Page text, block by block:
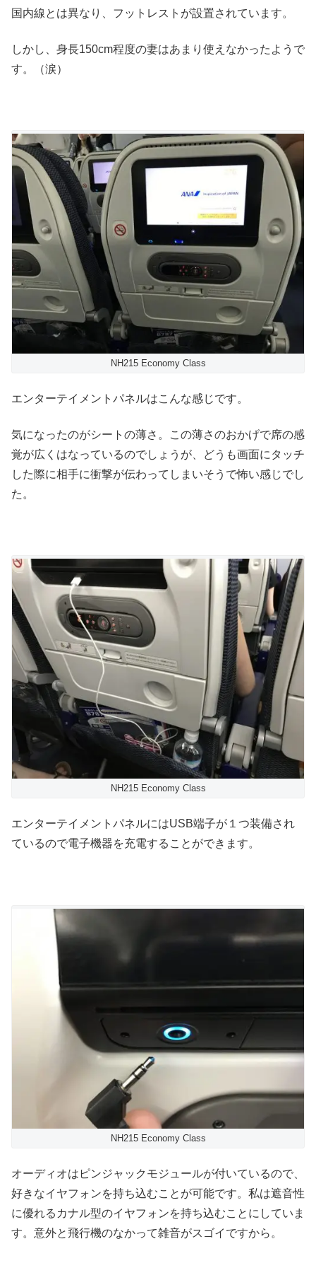
国内線とは異なり、フットレストが設置されています。
しかし、身長150cm程度の妻はあまり使えなかったようで
す。（涙）
NH215 Economy Class
エンターテイメントパネルはこんな感じです。
気になったのがシートの薄さ。この薄さのおかげで席の感
覚が広くはなっているのでしょうが、どうも画面にタッチ
した際に相手に衝撃が伝わってしまいそうで怖い感じでし
た。
NH215 Economy Class
エンターテイメントパネルにはUSB端子が１つ装備され
ているので電子機器を充電することができます。
NH215 Economy Class
オーディオはピンジャックモジュールが付いているので、
好きなイヤフォンを持ち込むことが可能です。私は遮音性
に優れるカナル型のイヤフォンを持ち込むことにしていま
す。意外と飛行機のなかって雑音がスゴイですから。